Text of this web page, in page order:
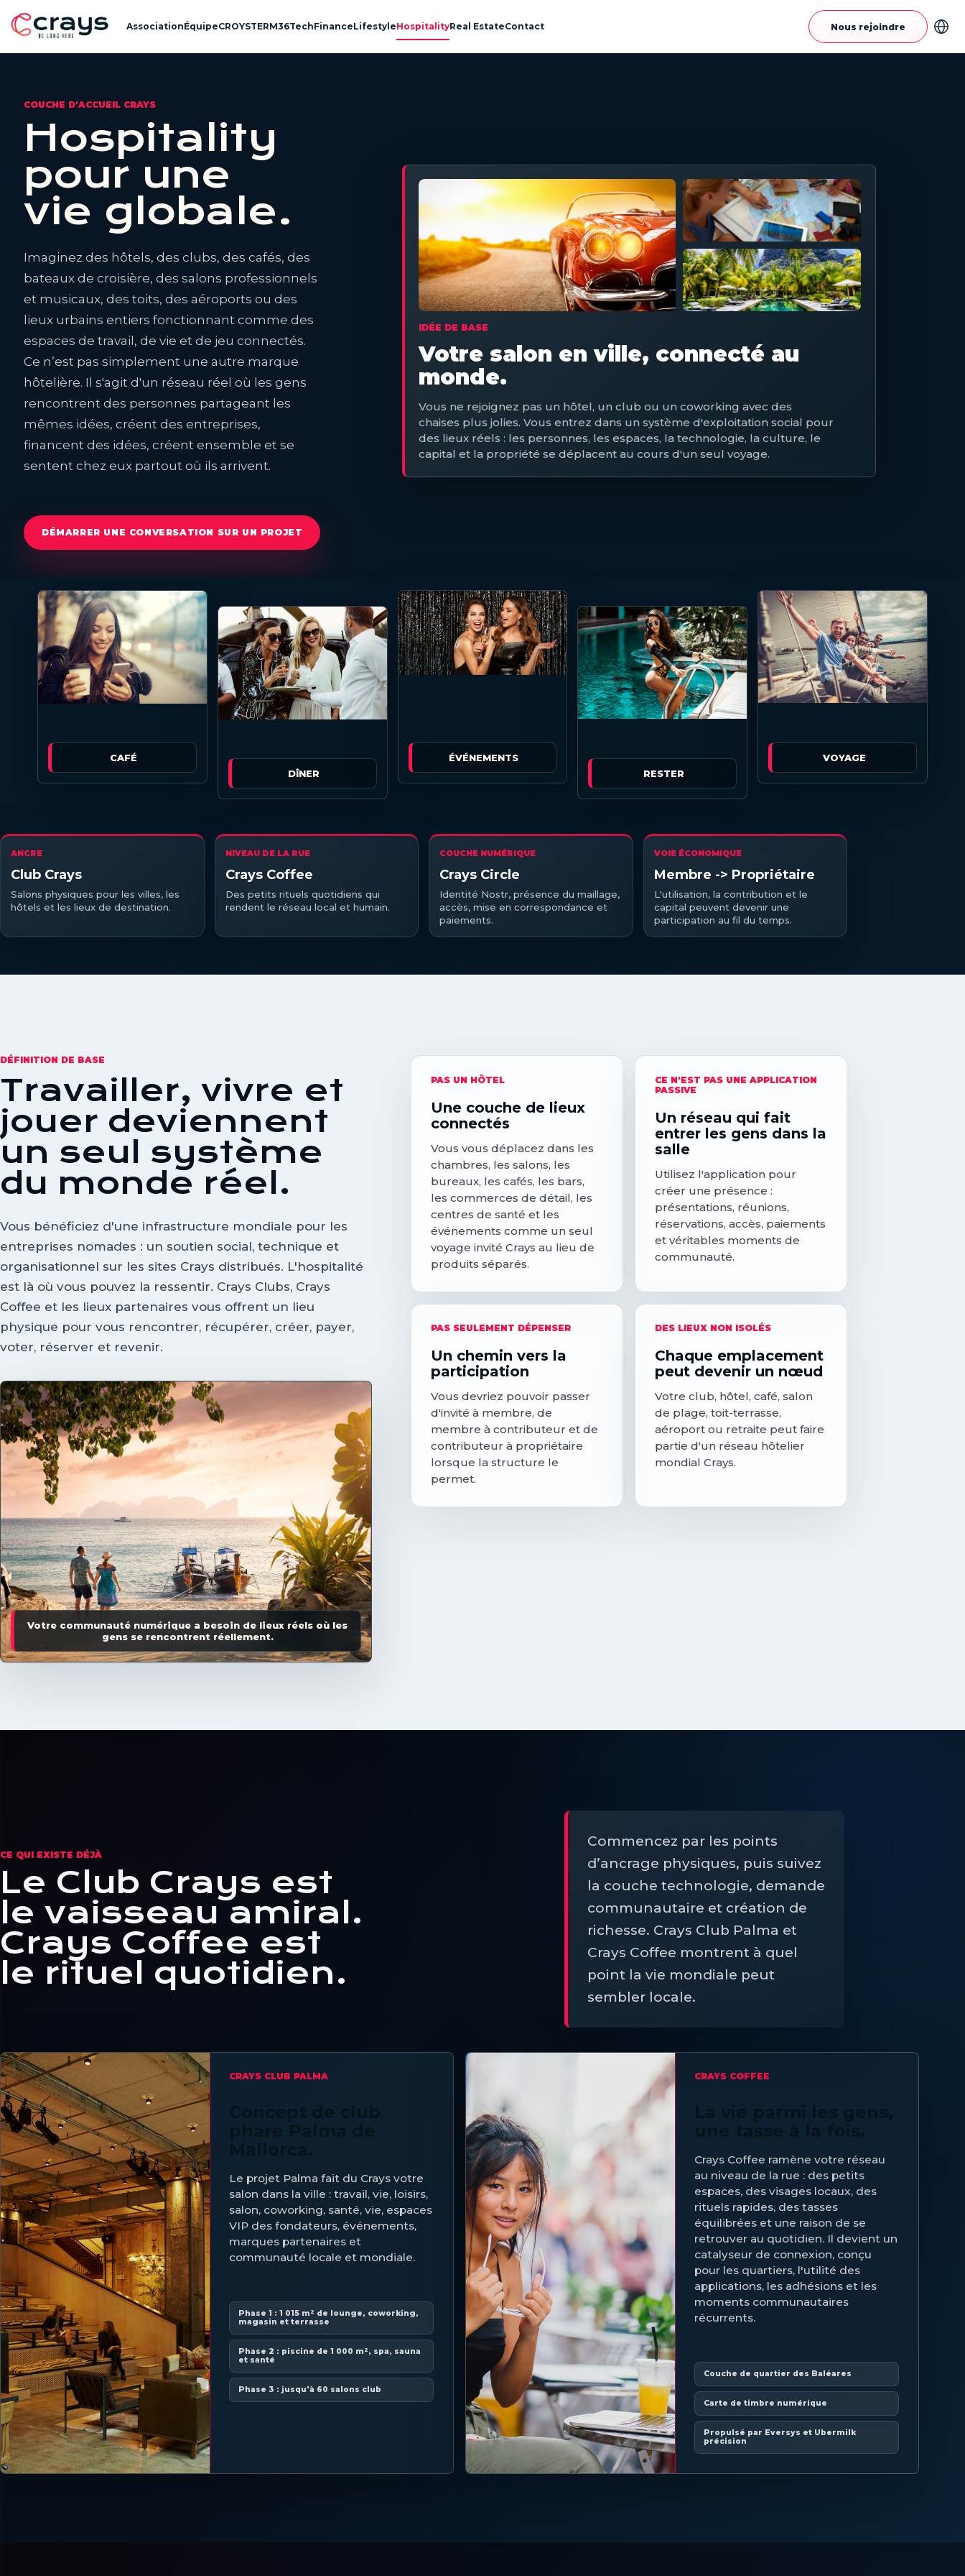
AssociationÉquipeCROYSTERM36TechFinanceLifestyleHospitalityReal EstateContact Nous rejoindre
COUCHE D'ACCUEIL CRAYS
Hospitality
pour une
vie globale.
Imaginez des hôtels, des clubs, des cafés, des
bateaux de croisière, des salons professionnels
et musicaux, des toits, des aéroports ou des
lieux urbains entiers fonctionnant comme des
espaces de travail, de vie et de jeu connectés.
Ce n’est pas simplement une autre marque
hôtelière. Il s'agit d'un réseau réel où les gens
rencontrent des personnes partageant les
mêmes idées, créent des entreprises,
financent des idées, créent ensemble et se
sentent chez eux partout où ils arrivent.
DÉMARRER UNE CONVERSATION SUR UN PROJET
IDÉE DE BASE
Votre salon en ville, connecté au
monde.
Vous ne rejoignez pas un hôtel, un club ou un coworking avec des
chaises plus jolies. Vous entrez dans un système d'exploitation social pour
des lieux réels : les personnes, les espaces, la technologie, la culture, le
capital et la propriété se déplacent au cours d'un seul voyage.
CAFÉ
DÎNER
ÉVÉNEMENTS
RESTER
VOYAGE
ANCRE
Club Crays
Salons physiques pour les villes, les
hôtels et les lieux de destination.
NIVEAU DE LA RUE
Crays Coffee
Des petits rituels quotidiens qui
rendent le réseau local et humain.
COUCHE NUMÉRIQUE
Crays Circle
Identité Nostr, présence du maillage,
accès, mise en correspondance et
paiements.
VOIE ÉCONOMIQUE
Membre -> Propriétaire
L'utilisation, la contribution et le
capital peuvent devenir une
participation au fil du temps.
DÉFINITION DE BASE
Travailler, vivre et
jouer deviennent
un seul système
du monde réel.
Vous bénéficiez d'une infrastructure mondiale pour les
entreprises nomades : un soutien social, technique et
organisationnel sur les sites Crays distribués. L'hospitalité
est là où vous pouvez la ressentir. Crays Clubs, Crays
Coffee et les lieux partenaires vous offrent un lieu
physique pour vous rencontrer, récupérer, créer, payer,
voter, réserver et revenir.
Votre communauté numérique a besoin de lieux réels où les
gens se rencontrent réellement.
PAS UN HÔTEL
Une couche de lieux
connectés
Vous vous déplacez dans les
chambres, les salons, les
bureaux, les cafés, les bars,
les commerces de détail, les
centres de santé et les
événements comme un seul
voyage invité Crays au lieu de
produits séparés.
CE N'EST PAS UNE APPLICATION
PASSIVE
Un réseau qui fait
entrer les gens dans la
salle
Utilisez l'application pour
créer une présence :
présentations, réunions,
réservations, accès, paiements
et véritables moments de
communauté.
PAS SEULEMENT DÉPENSER
Un chemin vers la
participation
Vous devriez pouvoir passer
d'invité à membre, de
membre à contributeur et de
contributeur à propriétaire
lorsque la structure le
permet.
DES LIEUX NON ISOLÉS
Chaque emplacement
peut devenir un nœud
Votre club, hôtel, café, salon
de plage, toit-terrasse,
aéroport ou retraite peut faire
partie d'un réseau hôtelier
mondial Crays.
CE QUI EXISTE DÉJÀ
Le Club Crays est
le vaisseau amiral.
Crays Coffee est
le rituel quotidien.
Commencez par les points
d’ancrage physiques, puis suivez
la couche technologie, demande
communautaire et création de
richesse. Crays Club Palma et
Crays Coffee montrent à quel
point la vie mondiale peut
sembler locale.
CRAYS CLUB PALMA
Le projet Palma fait du Crays votre
salon dans la ville : travail, vie, loisirs,
salon, coworking, santé, vie, espaces
VIP des fondateurs, événements,
marques partenaires et
communauté locale et mondiale.
Phase 1 : 1 015 m² de lounge, coworking,
magasin et terrasse
Phase 2 : piscine de 1 000 m², spa, sauna
et santé
Phase 3 : jusqu'à 60 salons club
CRAYS COFFEE
Crays Coffee ramène votre réseau
au niveau de la rue : des petits
espaces, des visages locaux, des
rituels rapides, des tasses
équilibrées et une raison de se
retrouver au quotidien. Il devient un
catalyseur de connexion, conçu
pour les quartiers, l'utilité des
applications, les adhésions et les
moments communautaires
récurrents.
Couche de quartier des Baléares
Carte de timbre numérique
Propulsé par Eversys et Ubermilk
précision